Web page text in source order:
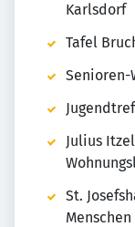
Karlsdorf
Tafel
Senioren-
Julius
St.
Menschen